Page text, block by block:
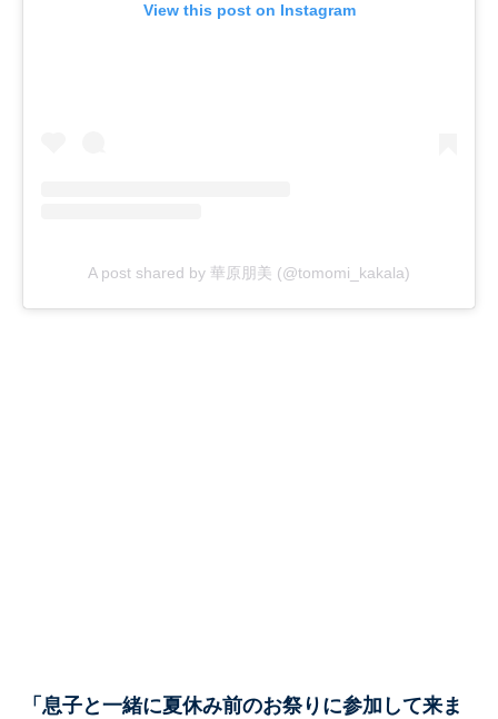
View this post on Instagram
A post shared by 華原朋美 (@tomomi_kakala)
「息子と一緒に夏休み前のお祭りに参加して来ま